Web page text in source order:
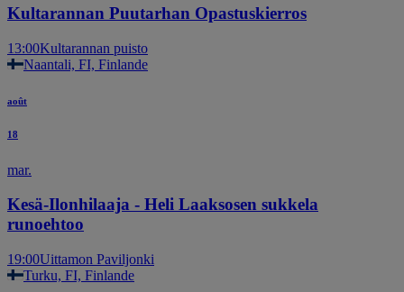
Kultarannan Puutarhan Opastuskierros
13:00Kultarannan puisto
Naantali, FI, Finlande
août
18
mar.
Kesä-Ilonhilaaja - Heli Laaksosen sukkela
runoehtoo
19:00Uittamon Paviljonki
Turku, FI, Finlande